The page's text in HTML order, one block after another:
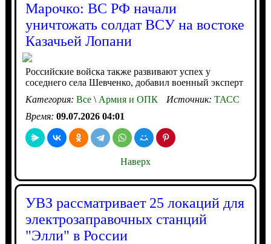
Марочко: ВС РФ начали
уничтожать солдат ВСУ на востоке
Казачьей Лопани
Российские войска также развивают успех у
соседнего села Шевченко, добавил военный эксперт
Категория: Все\Армия и ОПК Источник: ТАСС
Время: 09.07.2026 04:01
Наверх
УВЗ рассматривает 25 локаций для
электрозаправочных станций
"Элли" в России